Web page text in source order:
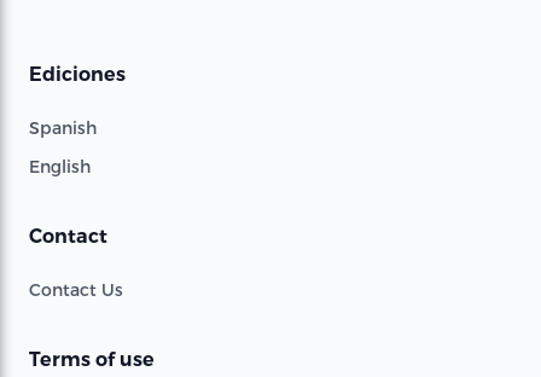
Ediciones
Spanish
English
Contact
Contact Us
Terms of use